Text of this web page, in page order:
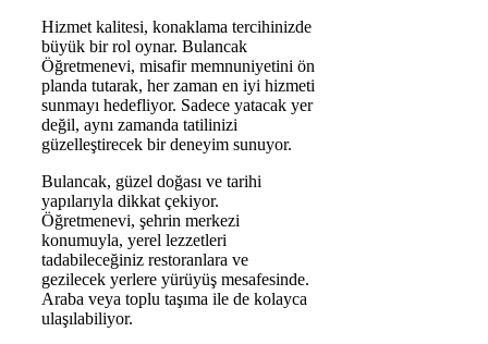
Hizmet kalitesi, konaklama tercihinizde
büyük bir rol oynar. Bulancak
Öğretmenevi, misafir memnuniyetini ön
planda tutarak, her zaman en iyi hizmeti
sunmayı hedefliyor. Sadece yatacak yer
değil, aynı zamanda tatilinizi
güzelleştirecek bir deneyim sunuyor.
Bulancak, güzel doğası ve tarihi
yapılarıyla dikkat çekiyor.
Öğretmenevi, şehrin merkezi
konumuyla, yerel lezzetleri
tadabileceğiniz restoranlara ve
gezilecek yerlere yürüyüş mesafesinde.
Araba veya toplu taşıma ile de kolayca
ulaşılabiliyor.